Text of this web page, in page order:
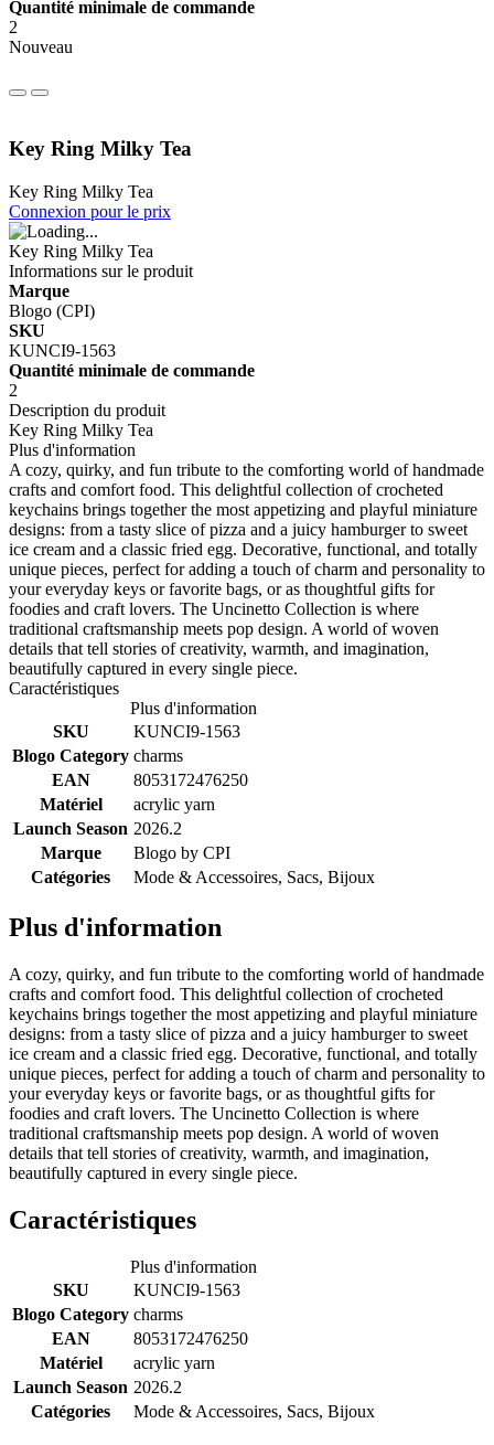
Quantité minimale de commande
2
Nouveau
Key Ring Milky Tea
Key Ring Milky Tea
Connexion pour le prix
Key Ring Milky Tea
Informations sur le produit
Marque
Blogo (CPI)
SKU
KUNCI9-1563
Quantité minimale de commande
2
Description du produit
Key Ring Milky Tea
Plus d'information
A cozy, quirky, and fun tribute to the comforting world of handmade
crafts and comfort food. This delightful collection of crocheted
keychains brings together the most appetizing and playful miniature
designs: from a tasty slice of pizza and a juicy hamburger to sweet
ice cream and a classic fried egg. Decorative, functional, and totally
unique pieces, perfect for adding a touch of charm and personality to
your everyday keys or favorite bags, or as thoughtful gifts for
foodies and craft lovers. The Uncinetto Collection is where
traditional craftsmanship meets pop design. A world of woven
details that tell stories of creativity, warmth, and imagination,
beautifully captured in every single piece.
Caractéristiques
Plus d'information
SKU
KUNCI9-1563
Blogo Category charms
EAN
8053172476250
Matériel
acrylic yarn
Launch Season 2026.2
Marque
Blogo by CPI
Catégories
Mode & Accessoires, Sacs, Bijoux
Plus d'information
A cozy, quirky, and fun tribute to the comforting world of handmade
crafts and comfort food. This delightful collection of crocheted
keychains brings together the most appetizing and playful miniature
designs: from a tasty slice of pizza and a juicy hamburger to sweet
ice cream and a classic fried egg. Decorative, functional, and totally
unique pieces, perfect for adding a touch of charm and personality to
your everyday keys or favorite bags, or as thoughtful gifts for
foodies and craft lovers. The Uncinetto Collection is where
traditional craftsmanship meets pop design. A world of woven
details that tell stories of creativity, warmth, and imagination,
beautifully captured in every single piece.
Caractéristiques
Plus d'information
SKU
KUNCI9-1563
Blogo Category charms
EAN
8053172476250
Matériel
acrylic yarn
Launch Season 2026.2
Catégories
Mode & Accessoires, Sacs, Bijoux